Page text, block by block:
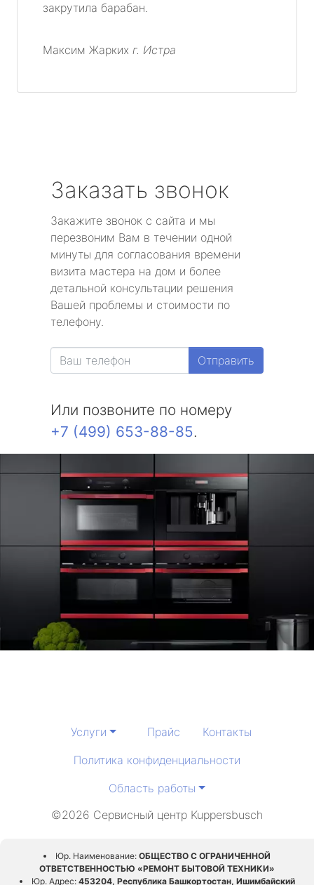
закрутила барабан.
Максим Жарких г. Истра
Заказать звонок
Закажите звонок с сайта и мы
перезвоним Вам в течении одной
минуты для согласования времени
визита мастера на дом и более
детальной консультации решения
Вашей проблемы и стоимости по
телефону.
Отправить
Или позвоните по номеру
+7 (499) 653-88-85.
Услуги Прайс
Контакты
Политика конфиденциальности
Область работы
©2026 Сервисный центр Kuppersbusch
Юр. Наименование: ОБЩЕСТВО С ОГРАНИЧЕННОЙ
ОТВЕТСТВЕННОСТЬЮ «РЕМОНТ БЫТОВОЙ ТЕХНИКИ»
Юр. Адрес:453204, Республика Башкортостан, Ишимбайский